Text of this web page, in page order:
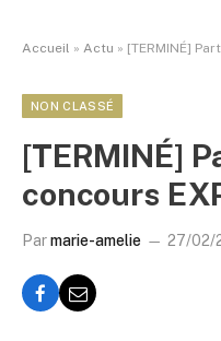
Accueil » Actu » [TERMINÉ]
NON CLASSÉ
[TERMINÉ]
concours
Parmarie-amelie 27/02/